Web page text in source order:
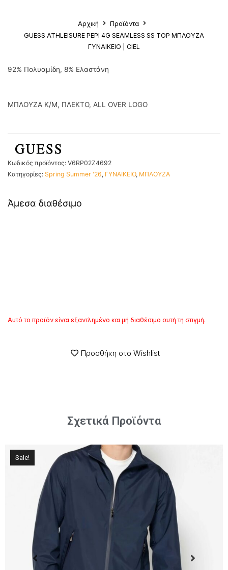
Αρχική
Προϊόντα
GUESS ATHLEISURE PEPI 4G SEAMLESS SS TOP ΜΠΛΟΥΖΑ
ΓΥΝΑΙΚΕΙΟ | CIEL
92% Πολυαμίδη, 8% Ελαστάνη
ΜΠΛΟΥΖΑ Κ/Μ, ΠΛΕΚΤΟ, ALL OVER LOGO
Κωδικός προϊόντος: V6RP02Z4692
Κατηγορίες: Spring Summer '26, ΓΥΝΑΙΚΕΙΟ, ΜΠΛΟΥΖΑ
Άμεσα διαθέσιμο
Αυτό το προϊόν είναι εξαντλημένο και μή διαθέσιμο αυτή τη στιγμή.
Προσθήκη στο Wishlist
Σχετικά Προϊόντα
Sale!